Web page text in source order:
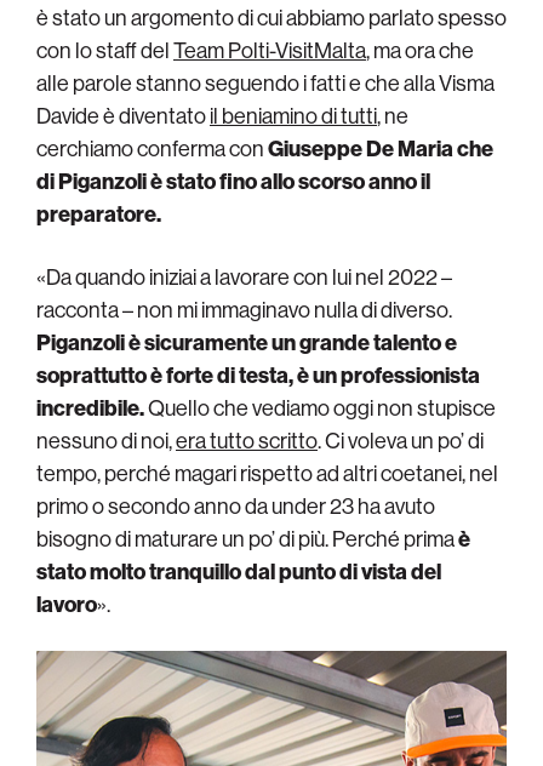
è stato un argomento di cui abbiamo parlato spesso
con lo staff delTeam Polti-VisitMalta, ma ora che
alle parole stanno seguendo i fatti e che alla Visma
Davide è diventatoil beniamino di tutti, ne
cerchiamo conferma conGiuseppe De Maria che
di Piganzoli è stato fino allo scorso anno il
preparatore.
«Da quando iniziai a lavorare con lui nel 2022 –
racconta – non mi immaginavo nulla di diverso.
Piganzoli è sicuramente un grande talento e
soprattutto è forte di testa, è un professionista
incredibile.Quello che vediamo oggi non stupisce
nessuno di noi,era tutto scritto. Ci voleva un po’ di
tempo, perché magari rispetto ad altri coetanei, nel
primo o secondo anno da under 23 ha avuto
bisogno di maturare un po’ di più. Perché primaè
stato molto tranquillo dal punto di vista del
lavoro».